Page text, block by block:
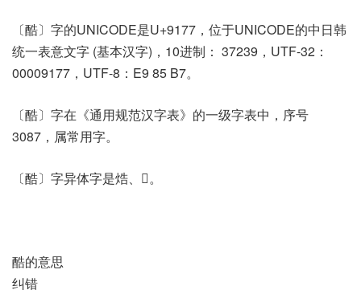
〔酷〕字的UNICODE是U+9177，位于UNICODE的中日韩
统一表意文字 (基本汉字)，10进制： 37239，UTF-32：
00009177，UTF-8：E9 85 B7。
〔酷〕字在《通用规范汉字表》的一级字表中，序号
3087，属常用字。
〔酷〕字异体字是焅、𨌒。
酷的意思
纠错